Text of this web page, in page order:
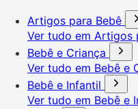
Artigos para Bebê
Ver tudo em Artigos
Bebê e Criança
Ver tudo em Bebê e
Bebê e Infantil
Ver tudo em Bebê e